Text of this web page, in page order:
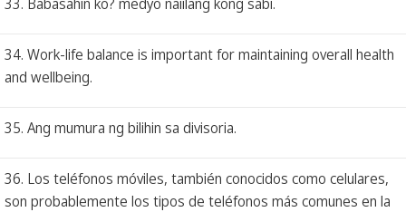
34. Work-life balance is important for maintaining overall health
and wellbeing.
35. Ang mumura ng bilihin sa divisoria.
36. Los teléfonos móviles, también conocidos como celulares,
son probablemente los tipos de teléfonos más comunes en la